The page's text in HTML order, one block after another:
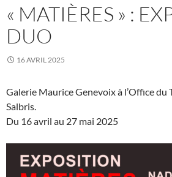
« MATIÈRES » :
DUO
16 AVRIL 2025
Galerie Maurice Genevoix à l’Office du
Salbris.
Du 16 avril au 27 mai 2025